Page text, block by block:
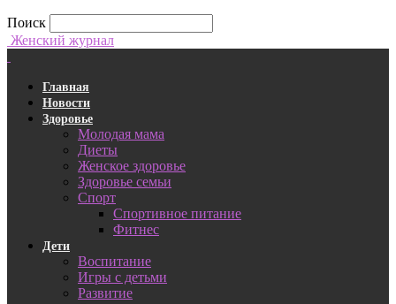
Поиск
Женский журнал
Главная
Новости
Здоровье
Молодая мама
Диеты
Женское здоровье
Здоровье семьи
Спорт
Спортивное питание
Фитнес
Дети
Воспитание
Игры с детьми
Развитие